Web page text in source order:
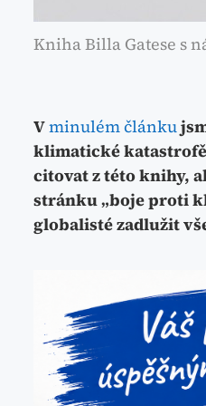
Kniha Billa Gatese s
Vminulém článku
klimatické
citovat z této knihy,
stránku „boje proti
globalisté zadlužit